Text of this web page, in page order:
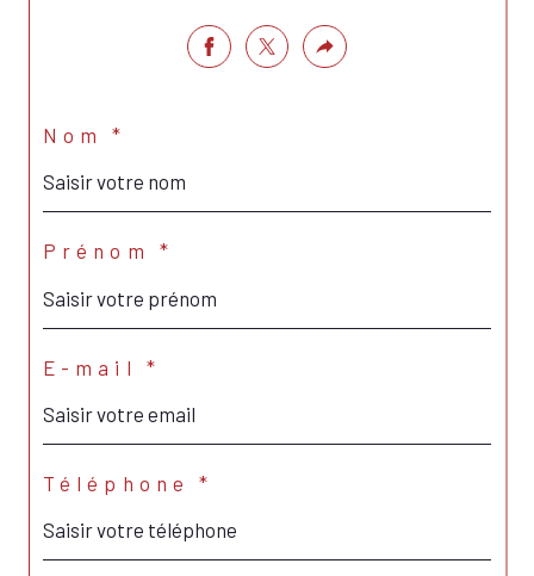
Nom *
Prénom *
E-mail *
Téléphone *